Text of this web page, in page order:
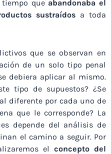
que abandonaba el
sustraídosa toda
que se observan en
de un solo tipo penal
debiera aplicar al mismo.
tipo de supuestos? ¿Se
diferente por cada uno de
que le corresponde? La
depende del análisis de
el camino a seguir. Por
el concepto del